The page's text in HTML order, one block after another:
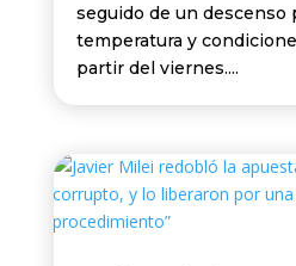
seguido de un descenso
temperatura y
partir del viernes....